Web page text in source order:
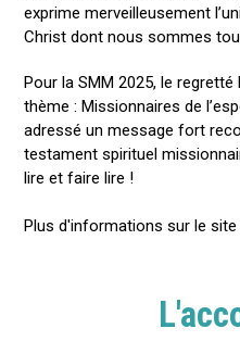
exprime merveilleusement
Christ dont nous sommes
Pour la SMM 2025, le
thème : Missionnaires de
adressé un message fort
testament spirituel
lire et faire lire !
Plus d'informations sur le site